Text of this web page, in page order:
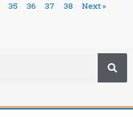
35 36 37 38 Next »